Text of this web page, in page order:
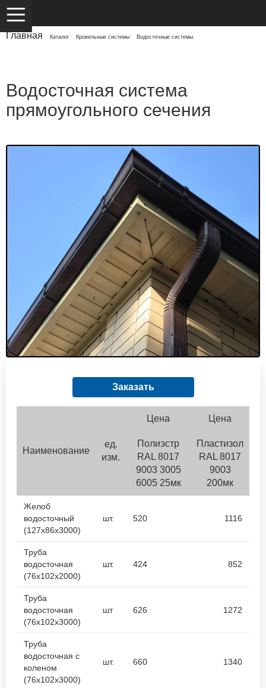
проверка стали и напыления
или евроштакетник
покрытием
Главная Каталог Кровельные системы Водосточные системы
Водосточная система
прямоугольного сечения
Заказать
Наименование
ед.
изм.
Цена Цена
Полиэстр
RAL 8017
9003 3005
6005 25мк
Пластизол
RAL 8017
9003
200мк
Желоб
водосточный
(127х86х3000)
шт. 520 1116
Труба
водосточная
(76х102х2000)
шт. 424 852
Труба
водосточная
(76х102х3000)
шт 626 1272
Труба
водосточная с
коленом
(76х102х3000)
шт. 660 1340